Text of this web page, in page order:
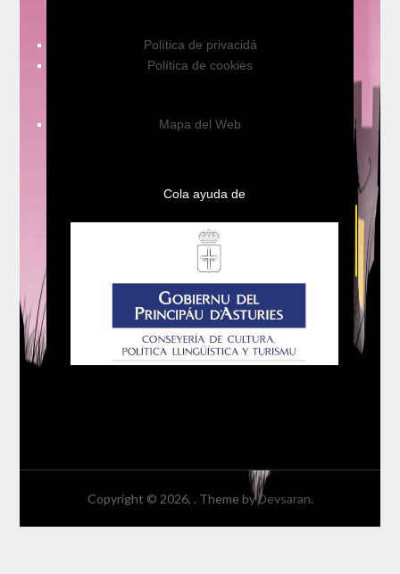
Política de privacidá
Política de cookies
Mapa del Web
Cola ayuda de
Copyright © 2026, . Theme byDevsaran.